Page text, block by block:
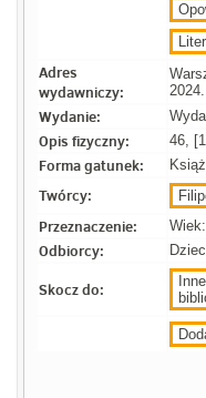
Adres
wydawniczy:
2024.
Wydanie:
Opis fizyczny: 46,
Forma gatunek:
Twórcy:
Przeznaczenie:
Odbiorcy:
Skocz do: